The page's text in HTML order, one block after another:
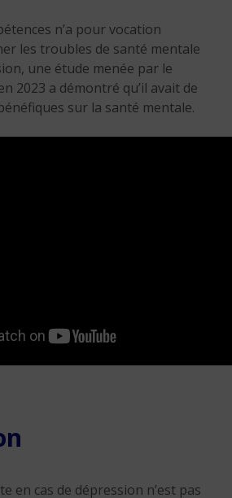
n’a pour vocation
les troubles de santé mentale
une étude menée par le
2023 a démontré qu’il avait de
sur la santé mentale.
en cas de dépression n’est pas